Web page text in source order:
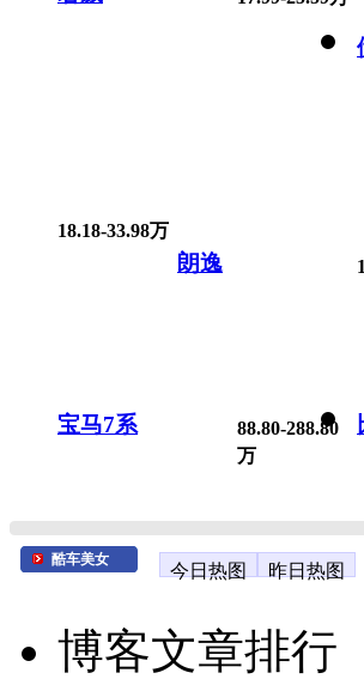
18.18-33.98万
朗逸
宝马7系
88.80-288.80
万
酷车美女
今日热图 昨日热图
博客文章排行